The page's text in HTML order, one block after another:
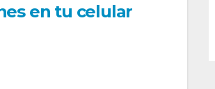
en tu celular